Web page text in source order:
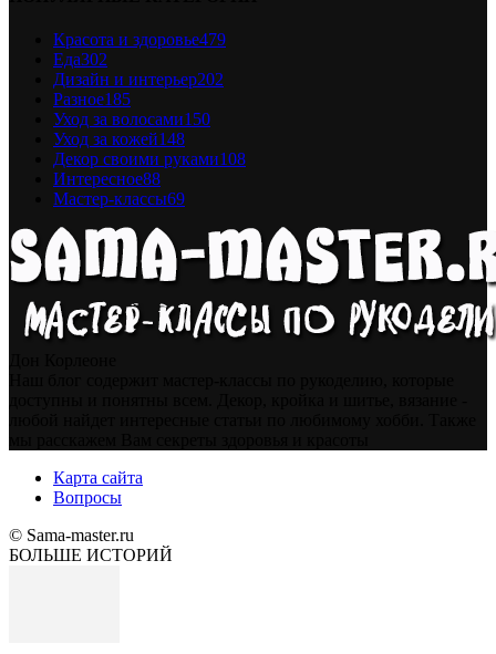
Красота и здоровье479
Еда302
Дизайн и интерьер202
Разное185
Уход за волосами150
Уход за кожей148
Декор своими руками108
Интересное88
Мастер-классы69
Карта сайта
Вопросы
© Sama-master.ru
БОЛЬШЕ ИСТОРИЙ